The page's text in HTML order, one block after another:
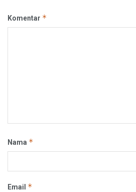
Komentar *
Nama *
Email *